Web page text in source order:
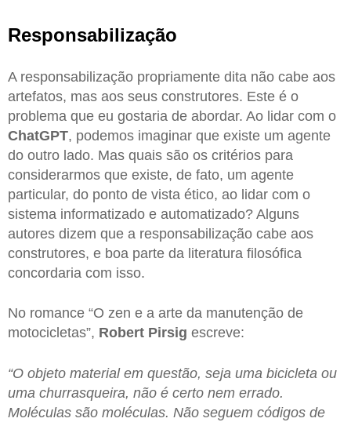
Responsabilização
A responsabilização propriamente dita não cabe aos
artefatos, mas aos seus construtores. Este é o
problema que eu gostaria de abordar. Ao lidar com o
ChatGPT, podemos imaginar que existe um agente
do outro lado. Mas quais são os critérios para
considerarmos que existe, de fato, um agente
particular, do ponto de vista ético, ao lidar com o
sistema informatizado e automatizado? Alguns
autores dizem que a responsabilização cabe aos
construtores, e boa parte da literatura filosófica
concordaria com isso.
No romance “O zen e a arte da manutenção de
motocicletas”, Robert Pirsig escreve:
“O objeto material em questão, seja uma bicicleta ou
uma churrasqueira, não é certo nem errado.
Moléculas são moléculas. Não seguem códigos de